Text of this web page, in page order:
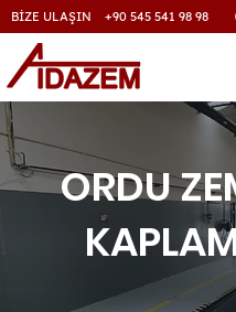
BİZE ULAŞIN +90 545 541 98 98
ORDU